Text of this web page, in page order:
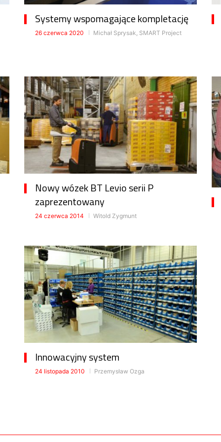
Systemy wspomagające kompletację
26 czerwca 2020 Michał Sprysak, SMART Project
Nowy wózek BT Levio serii P
zaprezentowany
24 czerwca 2014 Witold Zygmunt
Innowacyjny system
24 listopada 2010 Przemysław Ozga